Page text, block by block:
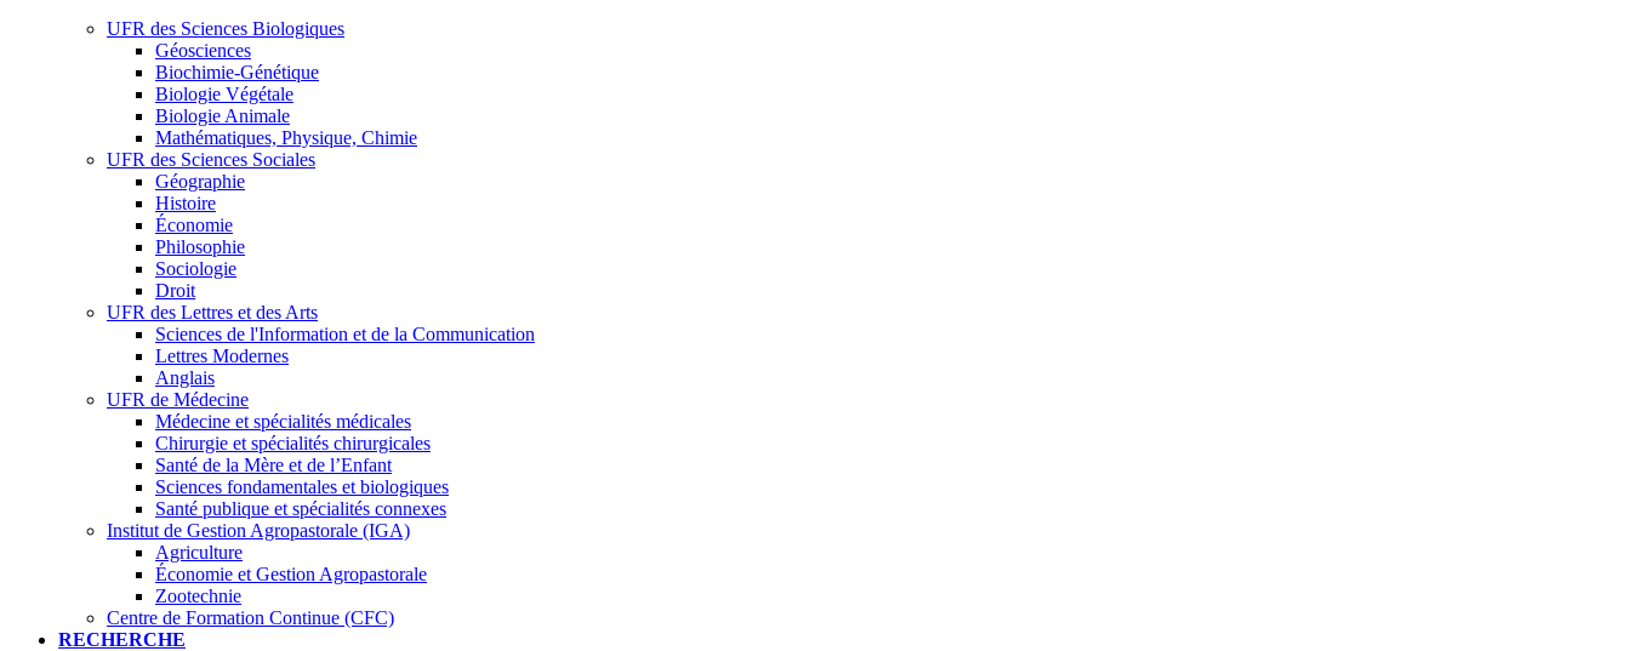
UFR des Sciences Biologiques
Géosciences
Biochimie-Génétique
Biologie Végétale
Biologie Animale
Mathématiques, Physique, Chimie
UFR des Sciences Sociales
Géographie
Histoire
Économie
Philosophie
Sociologie
Droit
UFR des Lettres et des Arts
Sciences de l'Information et de la Communication
Lettres Modernes
Anglais
UFR de Médecine
Médecine et spécialités médicales
Chirurgie et spécialités chirurgicales
Santé de la Mère et de l’Enfant
Sciences fondamentales et biologiques
Santé publique et spécialités connexes
Institut de Gestion Agropastorale (IGA)
Agriculture
Économie et Gestion Agropastorale
Zootechnie
Centre de Formation Continue (CFC)
RECHERCHE